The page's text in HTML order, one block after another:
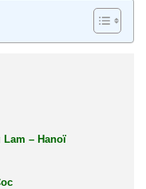
– Hanoï